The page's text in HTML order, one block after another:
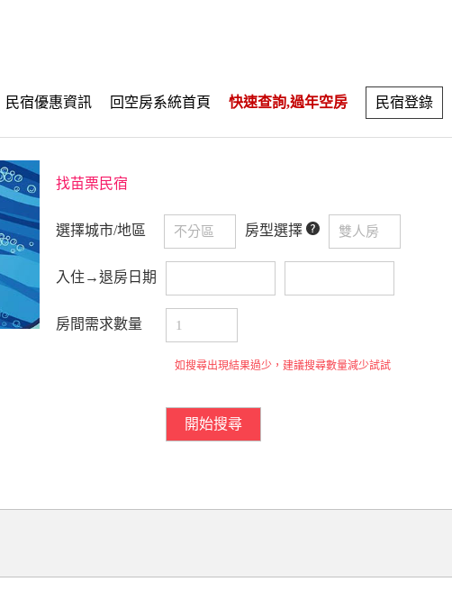
民宿優惠資訊 回空房系統首頁 快速查詢,過年空房 民宿登錄
找苗栗民宿
選擇城市/地區 房型選擇
入住→退房日期
房間需求數量
如搜尋出現結果過少，建議搜尋數量減少試試
開始搜尋